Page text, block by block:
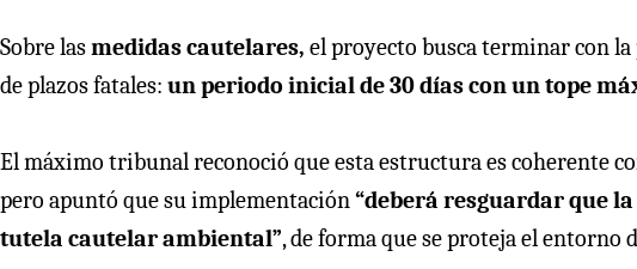
Sobre lasmedidas cautelares, el proyecto busca terminar con
de plazos fatales: un periodo inicial de 30 días con un tope
El máximo tribunal reconoció que esta estructura es coherente
pero apuntó que su implementación“deberá resguardar que
tutela cautelar ambiental”, de forma que se proteja el entorno